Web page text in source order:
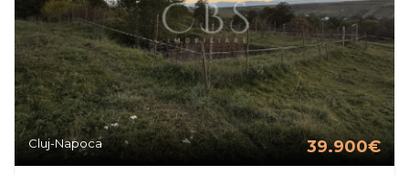
Cluj-Napoca 39.900€